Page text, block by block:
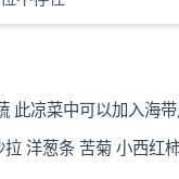
此凉菜中可以加入海
拉 洋葱条 苦菊 小西红